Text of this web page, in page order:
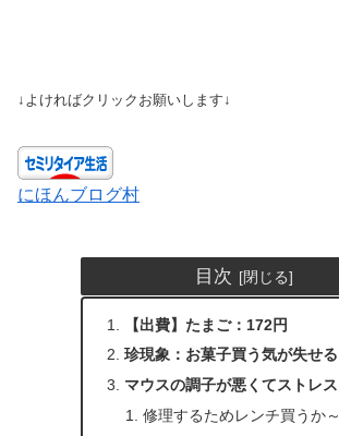
↓よければクリックお願いします↓
にほんブログ村
目次
【出費】たまご：172円
珍現象：お菓子買う気が失せる
マウスの調子が悪くてストレス
修理するためレンチ買うか～